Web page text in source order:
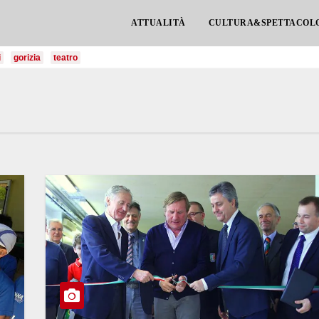
ATTUALITÀ
gorizia teatro